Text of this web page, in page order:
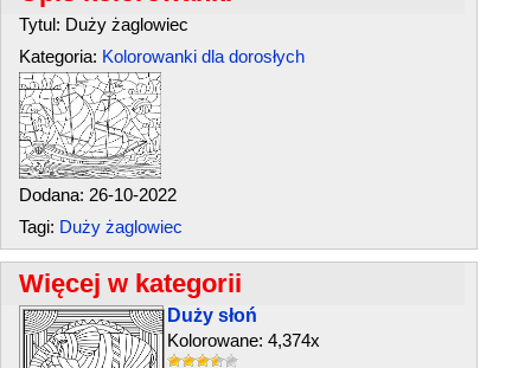
Tytul: Duży żaglowiec
Kategoria: Kolorowanki dla dorosłych
Dodana: 26-10-2022
Tagi: Duży żaglowiec
Więcej w kategorii
Duży słoń
Kolorowane: 4,374x